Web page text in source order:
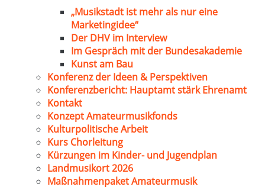
„Musikstadt ist mehr als nur eine
Marketingidee“
Der DHV im Interview
Im Gespräch mit der Bundesakademie
Kunst am Bau
Konferenz der Ideen & Perspektiven
Konferenzbericht: Hauptamt stärk Ehrenamt
Kontakt
Konzept Amateurmusikfonds
Kulturpolitische Arbeit
Kurs Chorleitung
Kürzungen im Kinder- und Jugendplan
Landmusikort 2026
Maßnahmenpaket Amateurmusik